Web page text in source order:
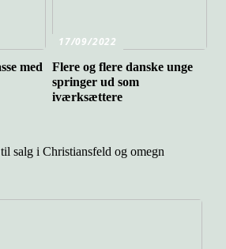
med
17/09/2022
Flere og flere danske unge
springer ud som
iværksættere
salg i Christiansfeld og omegn